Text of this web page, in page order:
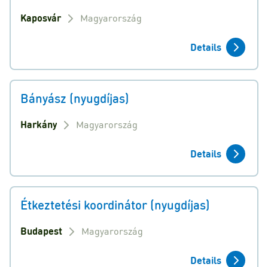
Kaposvár Magyarország
Details
Bányász (nyugdíjas)
Harkány Magyarország
Details
Étkeztetési koordinátor (nyugdíjas)
Budapest Magyarország
Details